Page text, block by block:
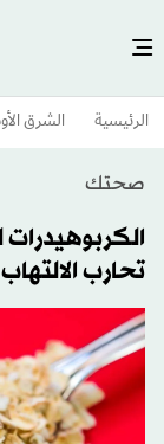
الرئيسية الشرق
صحتك
تحارب الالتهاب